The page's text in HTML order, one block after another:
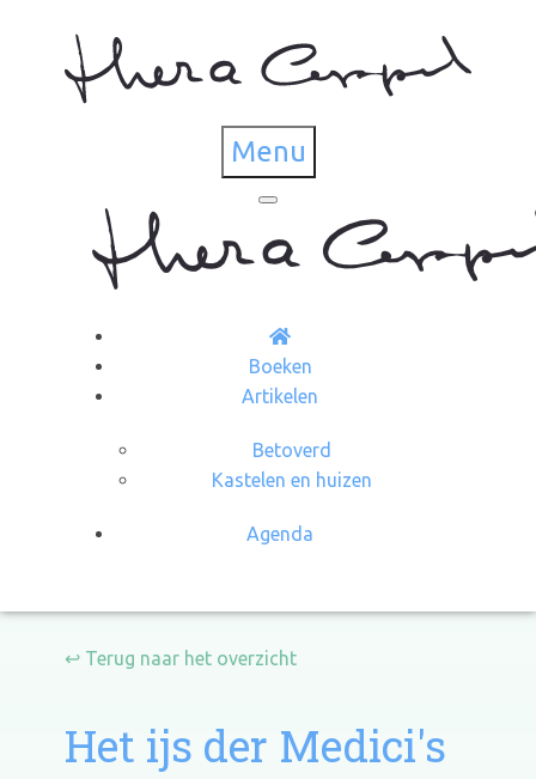
Menu
Boeken
Artikelen
Betoverd
Kastelen en huizen
Agenda
↩ Terug naar het overzicht
Het ijs der Medici's